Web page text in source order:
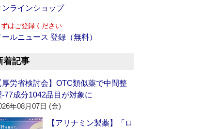
ンラインショップ
はご登録ください
ールニュース 登録（無料）
着記事
厚労省検討会】OTC類似薬で中間整
‐77成分1042品目が対象に
年08月07日 (金)
【アリナミン製薬】「ロ